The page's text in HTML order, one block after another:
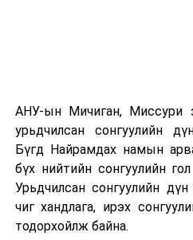
хүртээмж зэрэг нь
амьдрах нөхцөлийг
уулзалтын үеэр онцоллоо.
Иймээс Ерөнхийлөгч
сааруулах, суурьшлын
зорилгоор Хархорум хотыг
АНУ-ын Мичиган, Миссури
урьдчилсан сонгуулийн
Бүгд Найрамдах намын
бүх нийтийн сонгуулийн
Урьдчилсан сонгуулийн
чиг хандлага, ирэх
тодорхойлж байна.